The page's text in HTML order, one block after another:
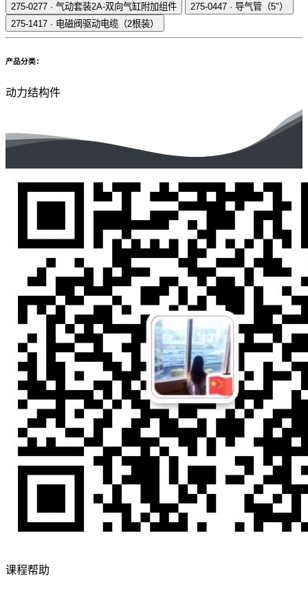
275-0277 · 气动套装2A-双向气缸附加组件 275-0447 · 导气管（5"）
275-1417 · 电磁阀驱动电缆（2根装）
产品分类：
动力结构件
课程帮助